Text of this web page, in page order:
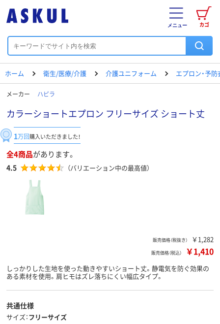
カゴ
メニュー
ホーム 衛生/医療/介護 介護ユニフォーム エプロン・予防
メーカー ハピラ
カラーショートエプロン フリーサイズ ショート丈
1万回購入いただきました！
全4商品があります。
4.5 （バリエーション中の最高値）
販売価格（税抜き） ￥1,282
販売価格（税込） ￥1,410
しっかりした生地を使った動きやすいショート丈。静電気を防ぐ効果の
ある素材を使用。肩ヒモはズレ落ちにくい幅広タイプ。
共通仕様
サイズ フリーサイズ